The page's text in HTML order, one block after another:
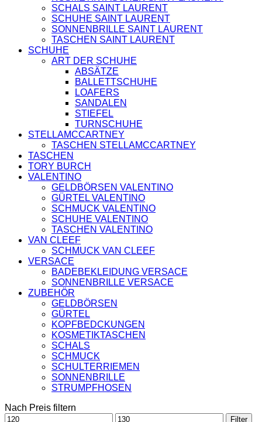
SCHALS SAINT LAURENT
SCHUHE SAINT LAURENT
SONNENBRILLE SAINT LAURENT
TASCHEN SAINT LAURENT
SCHUHE
ART DER SCHUHE
ABSÄTZE
BALLETTSCHUHE
LOAFERS
SANDALEN
STIEFEL
TURNSCHUHE
STELLAMCCARTNEY
TASCHEN STELLAMCCARTNEY
TASCHEN
TORY BURCH
VALENTINO
GELDBÖRSEN VALENTINO
GÜRTEL VALENTINO
SCHMUCK VALENTINO
SCHUHE VALENTINO
TASCHEN VALENTINO
VAN CLEEF
SCHMUCK VAN CLEEF
VERSACE
BADEBEKLEIDUNG VERSACE
SONNENBRILLE VERSACE
ZUBEHÖR
GELDBÖRSEN
GÜRTEL
KOPFBEDCKUNGEN
KOSMETIKTASCHEN
SCHALS
SCHMUCK
SCHULTERRIEMEN
SONNENBRILLE
STRUMPFHOSEN
Nach Preis filtern
Min.
Max.
Filter